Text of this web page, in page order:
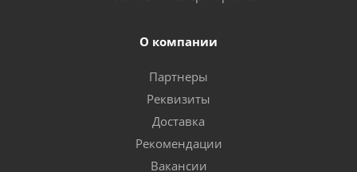
О компании
Партнеры
Реквизиты
Доставка
Рекомендации
Вакансии